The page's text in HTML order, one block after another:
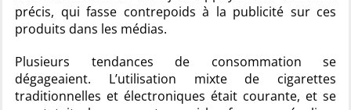
précis, qui fasse contrepoids à la publicité sur ces
produits dans les médias.
Plusieurs tendances de consommation se
dégageaient. L’utilisation mixte de cigarettes
traditionnelles et électroniques était courante, et se